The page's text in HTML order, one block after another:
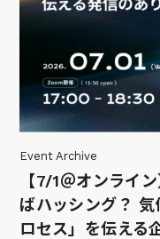
Event Archive
【7/1＠オンライ
ばハッシング？
ロセス」を伝える